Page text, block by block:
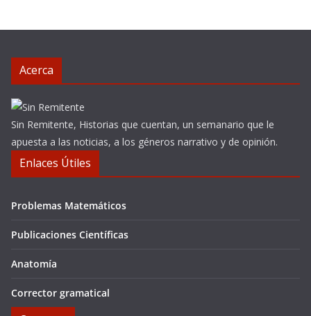
Acerca
Sin Remitente, Historias que cuentan, un semanario que le
apuesta a las noticias, a los géneros narrativo y de opinión.
Enlaces Útiles
Problemas Matemáticos
Publicaciones Científicas
Anatomía
Corrector gramatical